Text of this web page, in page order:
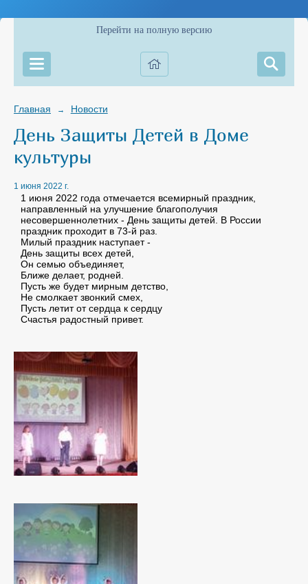
Перейти на полную версию
Главная → Новости
День Защиты Детей в Доме
культуры
1 июня 2022 г.
1 июня 2022 года отмечается всемирный праздник,
направленный на улучшение благополучия
несовершеннолетних - День защиты детей. В России
праздник проходит в 73-й раз.
Милый праздник наступает -
День защиты всех детей,
Он семью объединяет,
Ближе делает, родней.
Пусть же будет мирным детство,
Не смолкает звонкий смех,
Пусть летит от сердца к сердцу
Счастья радостный привет.